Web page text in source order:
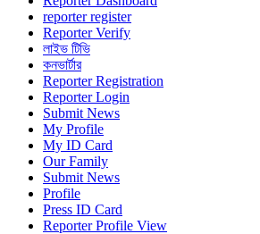
reporter register
Reporter Verify
লাইভ টিভি
কনভার্টার
Reporter Registration
Reporter Login
Submit News
My Profile
My ID Card
Our Family
Submit News
Profile
Press ID Card
Reporter Profile View